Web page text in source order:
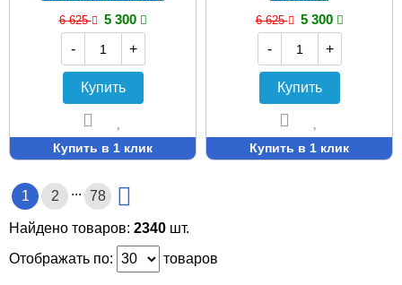
6 625
5 300
-
+
Купить
Купить в 1 клик
6 625
5 300
-
+
Купить
Купить в 1 клик
1 2 ... 78
Найдено товаров: 2340 шт.
Отображать по:
товаров